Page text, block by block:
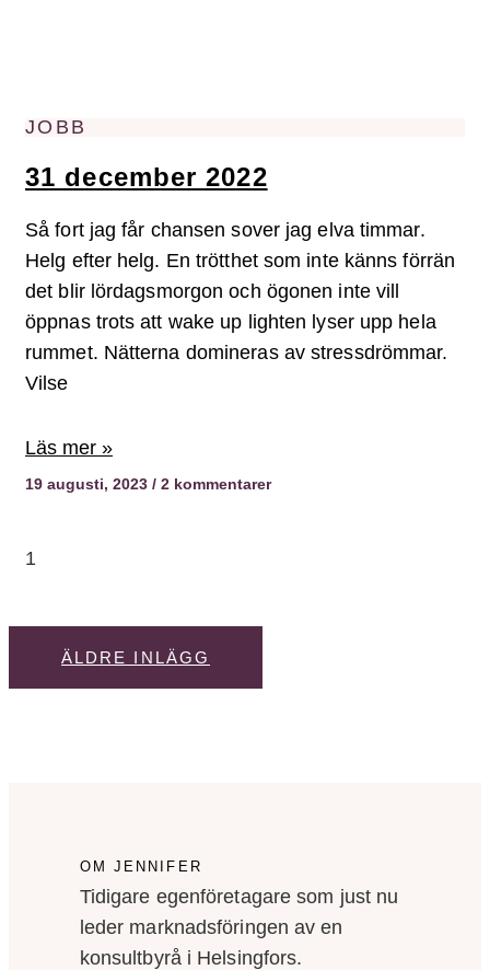
JOBB
31 december 2022
Så fort jag får chansen sover jag elva timmar.
Helg efter helg. En trötthet som inte känns förrän
det blir lördagsmorgon och ögonen inte vill
öppnas trots att wake up lighten lyser upp hela
rummet. Nätterna domineras av stressdrömmar.
Vilse
Läs mer »
19 augusti, 2023 2 kommentarer
ÄLDRE INLÄGG
OM JENNIFER
Tidigare egenföretagare som just nu
leder marknadsföringen av en
konsultbyrå i Helsingfors.